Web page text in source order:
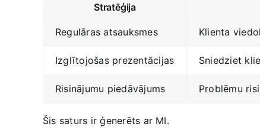
Stratēģija
Regulāras atsauksmes Klienta
Izglītojošas prezentācijas Sniedziet
Risinājumu piedāvājums Problēmu
Šis saturs ir ģenerēts ar MI.